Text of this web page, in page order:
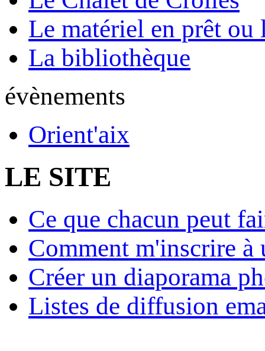
Le matériel en prêt ou
La bibliothèque
évènements
Orient'aix
LE SITE
Ce que chacun peut
Comment m'inscrire à
Créer un diaporama
Listes de diffusion